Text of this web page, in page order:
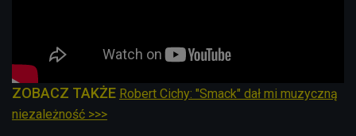
ZOBACZ TAKŻE Robert Cichy: "Smack" dał mi muzyczną
niezależność >>>